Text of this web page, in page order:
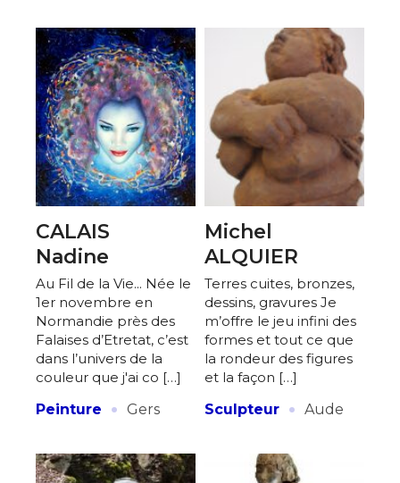
CALAIS
Nadine
Au Fil de la Vie... Née le
1er novembre en
Normandie près des
Falaises d’Etretat, c’est
dans l’univers de la
couleur que j'ai co […]
Peinture
· Gers
Michel
ALQUIER
Terres cuites, bronzes,
dessins, gravures Je
m’offre le jeu infini des
formes et tout ce que
la rondeur des figures
et la façon […]
Sculpteur · Aude